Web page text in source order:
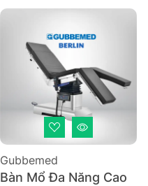
Gubbemed
Bàn Mổ Đa Năng Cao